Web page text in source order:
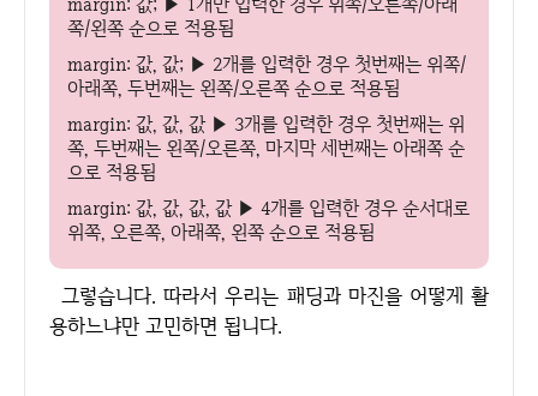
쪽/왼쪽 순으로 적용됨
margin: 값, 값; ▶ 2개를 입력한 경우 첫번째는 위쪽/
아래쪽, 두번째는 왼쪽/오른쪽 순으로 적용됨
margin: 값, 값, 값 ▶ 3개를 입력한 경우 첫번째는 위
쪽, 두번째는 왼쪽/오른쪽, 마지막 세번째는 아래쪽 순
으로 적용됨
margin: 값, 값, 값, 값 ▶ 4개를 입력한 경우 순서대로
위쪽, 오른쪽, 아래쪽, 왼쪽 순으로 적용됨
그렇습니다. 따라서 우리는 패딩과 마진을 어떻게 활
용하느냐만 고민하면 됩니다.